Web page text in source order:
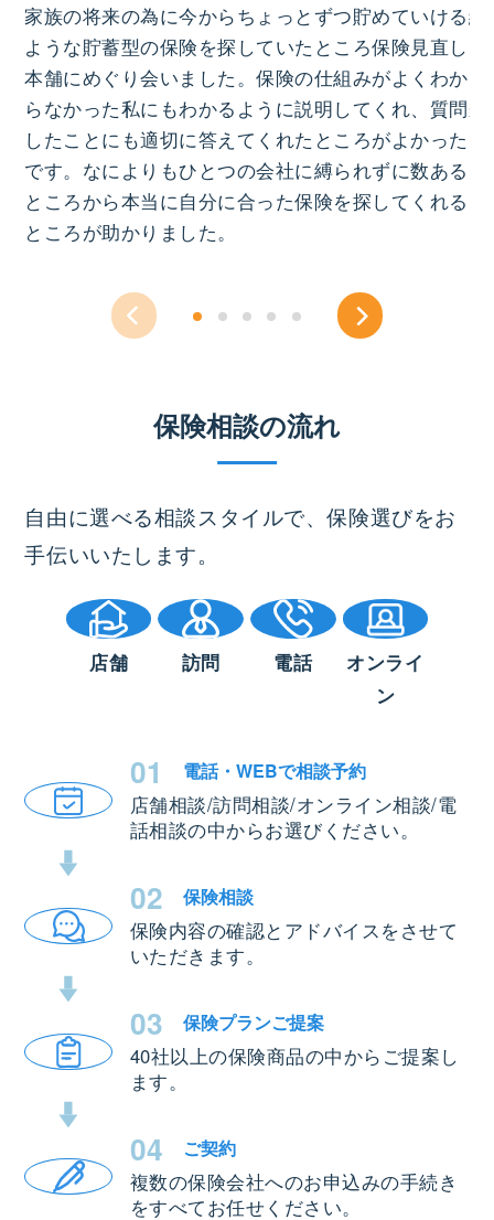
家族の将来の為に今からちょっとずつ貯めていける
ような貯蓄型の保険を探していたところ保険見直し
本舗にめぐり会いました。保険の仕組みがよくわか
らなかった私にもわかるように説明してくれ、質問
したことにも適切に答えてくれたところがよかった
です。なによりもひとつの会社に縛られずに数ある
ところから本当に自分に合った保険を探してくれる
ところが助かりました。
結
来
保険相談の流れ
自由に選べる相談スタイルで、保険選びをお
手伝いいたします。
店舗 訪問 電話
オンライ
ン
01 電話・WEBで相談予約
店舗相談/訪問相談/オンライン相談/電
話相談の中からお選びください。
02 保険相談
保険内容の確認とアドバイスをさせて
いただきます。
03 保険プランご提案
40社以上の保険商品の中からご提案し
ます。
04 ご契約
複数の保険会社へのお申込みの手続き
をすべてお任せください。